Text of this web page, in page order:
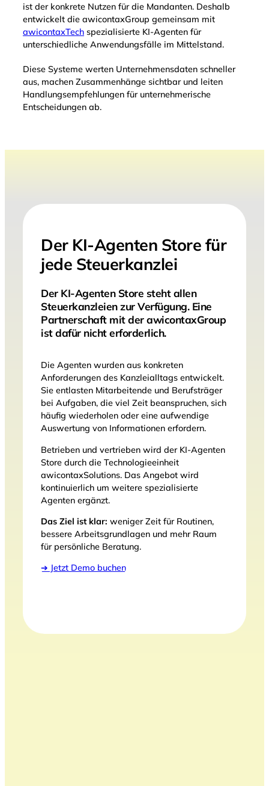
ist der konkrete Nutzen für die Mandanten. Deshalb
entwickelt die awicontaxGroup gemeinsam mit
awicontaxTech spezialisierte KI-Agenten für
unterschiedliche Anwendungsfälle im Mittelstand.
Diese Systeme werten Unternehmensdaten schneller
aus, machen Zusammenhänge sichtbar und leiten
Handlungsempfehlungen für unternehmerische
Entscheidungen ab.
Der KI-Agenten Store für
jede Steuerkanzlei
Der KI-Agenten Store steht allen
Steuerkanzleien zur Verfügung. Eine
Partnerschaft mit der awicontaxGroup
ist dafür nicht erforderlich.
Die Agenten wurden aus konkreten
Anforderungen des Kanzleialltags entwickelt.
Sie entlasten Mitarbeitende und Berufsträger
bei Aufgaben, die viel Zeit beanspruchen, sich
häufig wiederholen oder eine aufwendige
Auswertung von Informationen erfordern.
Betrieben und vertrieben wird der KI-Agenten
Store durch die Technologieeinheit
awicontaxSolutions. Das Angebot wird
kontinuierlich um weitere spezialisierte
Agenten ergänzt.
Das Ziel ist klar: weniger Zeit für Routinen,
bessere Arbeitsgrundlagen und mehr Raum
für persönliche Beratung.
➔ Jetzt Demo buchen